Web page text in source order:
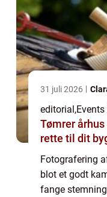
31 juli 2026
editorial ,
Tømrer århus sådan vælger du den
rette til dit
Fotografering
blot et godt
fange